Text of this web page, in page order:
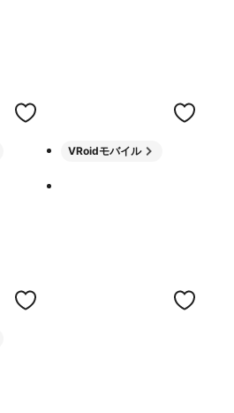
VRoidモバイル